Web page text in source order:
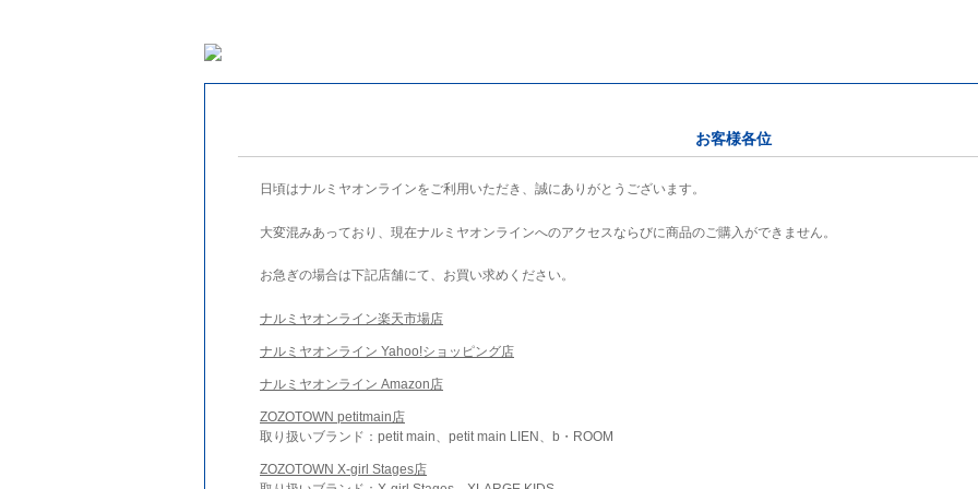
お客様各位
日頃はナルミヤオンラインをご利用いただき、誠にありがとうございます。
大変混みあっており、現在ナルミヤオンラインへのアクセスならびに商品のご購入ができません。
お急ぎの場合は下記店舗にて、お買い求めください。
ナルミヤオンライン楽天市場店
ナルミヤオンライン Yahoo!ショッピング店
ナルミヤオンライン Amazon店
ZOZOTOWN petitmain店
取り扱いブランド：petit main、petit main LIEN、b・ROOM
ZOZOTOWN X-girl Stages店